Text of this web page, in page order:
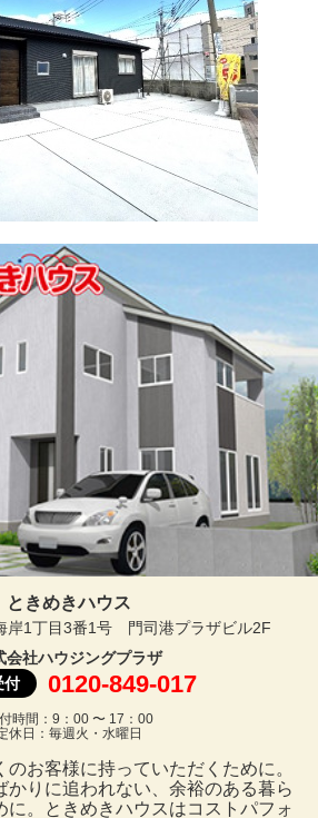
ときめきハウス
岸1丁目3番1号 門司港プラザビル2F
会社ハウジングプラザ
付
0120-849-017
時間：9：00 〜 17：00
休日：毎週火・水曜日
お客様に持っていただくために。
かりに追われない、余裕のある暮ら
に。ときめきハウスはコストパフォ